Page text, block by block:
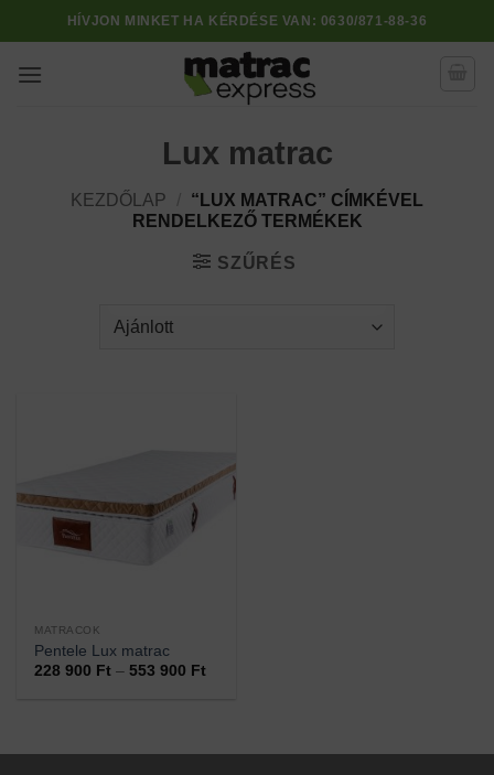
to
content
HÍVJON MINKET HA KÉRDÉSE VAN: 0630/871-88-36
Lux matrac
KEZDŐLAP
“LUX MATRAC” CÍMKÉVEL
RENDELKEZŐ TERMÉKEK
SZŰRÉS
MATRACOK
Pentele Lux matrac
228 900 Ft – 553 900 FtÁrtartomány: